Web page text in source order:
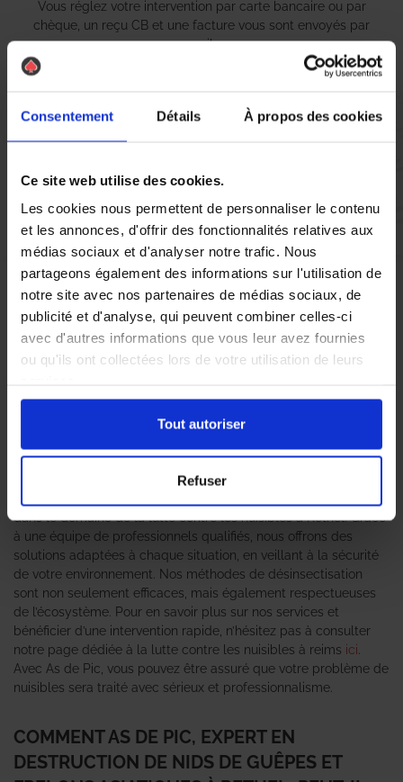
Consentement Détails À propos des cookies
Ce site web utilise des cookies.
Les cookies nous permettent de personnaliser le contenu
et les annonces, d'offrir des fonctionnalités relatives aux
médias sociaux et d'analyser notre trafic. Nous
partageons également des informations sur l'utilisation de
notre site avec nos partenaires de médias sociaux, de
publicité et d'analyse, qui peuvent combiner celles-ci
avec d'autres informations que vous leur avez fournies
ou qu'ils ont collectées lors de votre utilisation de leurs
Tout autoriser
Refuser
Vous réglez votre intervention par carte bancaire ou par
chèque, un reçu CB et une facture vous sont envoyés par
mail.
Etape 5 :
Vous recevez une demande d’évaluation de votre expérience
avec l’équipe AS DE PIC.
Nous avons pensé à tout
À Rethel, la présence denid de guêpes et defrelons asiatiques
habitants. Ces nuisibles, bien que souvent perçus comme
inoffensifs, peuvent représenter un danger réel, notamment
de faire appel à unexpert en destruction de nid de guêpes et
pour garantir une intervention rapide et
dans le domaine de la lutte contre les nuisibles à Rethel. Grâce
à une équipe de professionnels qualifiés, nous offrons des
solutions adaptées à chaque situation, en veillant à la sécurité
de votre environnement. Nos méthodes de désinsectisation
sont non seulement efficaces, mais également respectueuses
de l’écosystème. Pour en savoir plus sur nos services et
bénéficier d’une intervention rapide, n’hésitez pas à consulter
notre page dédiée à la lutte contre les nuisibles à reims ici
Avec As de Pic, vous pouvez être assuré que votre problème de
nuisibles sera traité avec sérieux et professionnalisme.
COMMENT AS DE PIC, EXPERT EN
DESTRUCTION DE NIDS DE GUÊPES ET